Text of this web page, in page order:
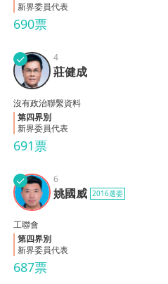
690票
新界委員代表
莊健
成
✓
691票
4
莊健成
沒有政治聯繫資料
第四界別
新界委員代表
姚國
威
✓
687票
6
姚國威 2016選委
工聯會
第四界別
新界委員代表